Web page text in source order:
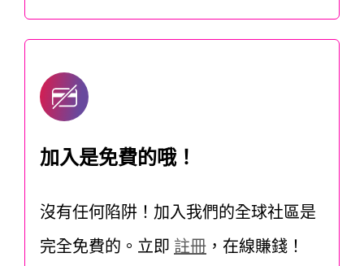
加入是免費的哦！
沒有任何陷阱！加入我們的全球社區是
完全免費的。立即註冊，在線賺錢！